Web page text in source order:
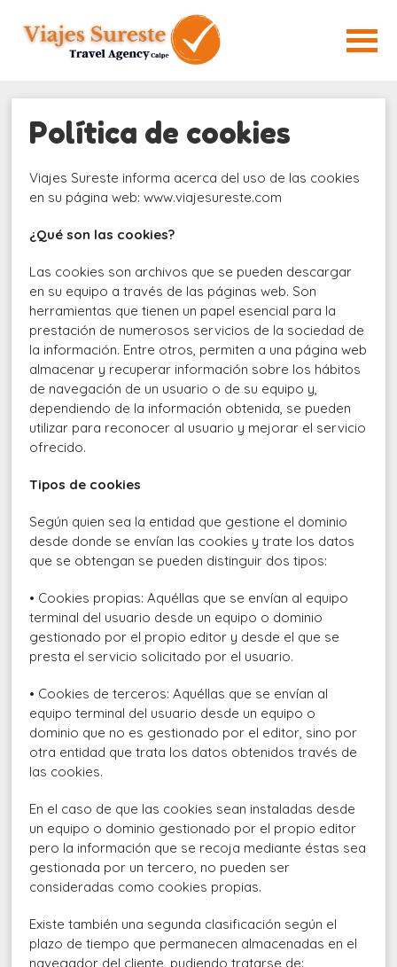
Política de cookies
Viajes Sureste informa acerca del uso de las cookies
en su página web: www.viajesureste.com
¿Qué son las cookies?
Las cookies son archivos que se pueden descargar
en su equipo a través de las páginas web. Son
herramientas que tienen un papel esencial para la
prestación de numerosos servicios de la sociedad de
la información. Entre otros, permiten a una página web
almacenar y recuperar información sobre los hábitos
de navegación de un usuario o de su equipo y,
dependiendo de la información obtenida, se pueden
utilizar para reconocer al usuario y mejorar el servicio
ofrecido.
Tipos de cookies
Según quien sea la entidad que gestione el dominio
desde donde se envían las cookies y trate los datos
que se obtengan se pueden distinguir dos tipos:
• Cookies propias: Aquéllas que se envían al equipo
terminal del usuario desde un equipo o dominio
gestionado por el propio editor y desde el que se
presta el servicio solicitado por el usuario.
• Cookies de terceros: Aquéllas que se envían al
equipo terminal del usuario desde un equipo o
dominio que no es gestionado por el editor, sino por
otra entidad que trata los datos obtenidos través de
las cookies.
En el caso de que las cookies sean instaladas desde
un equipo o dominio gestionado por el propio editor
pero la información que se recoja mediante éstas sea
gestionada por un tercero, no pueden ser
consideradas como cookies propias.
Existe también una segunda clasificación según el
plazo de tiempo que permanecen almacenadas en el
navegador del cliente, pudiendo tratarse de: